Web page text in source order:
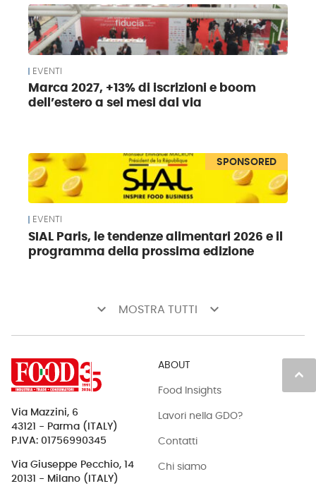
EVENTI
Marca 2027, +13% di iscrizioni e boom
dell’estero a sei mesi dal via
SPONSORED
EVENTI
SIAL Paris, le tendenze alimentari 2026 e il
programma della prossima edizione
keyboard_arrow_down MOSTRA TUTTI keyboard_arrow_down
keyboard_arrow_up
Via Mazzini, 6
43121 - Parma (ITALY)
P.IVA: 01756990345
Via Giuseppe Pecchio, 14
20131 - Milano (ITALY)
ABOUT
Food Insights
Lavori nella GDO?
Contatti
Chi siamo